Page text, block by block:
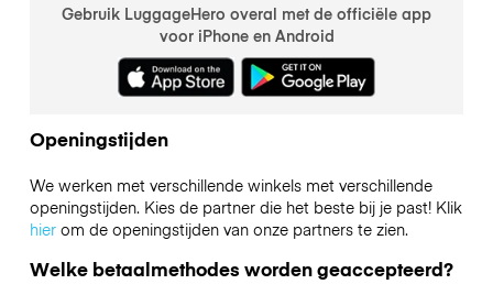
Gebruik LuggageHero overal met de officiële app
voor iPhone en Android
Openingstijden
We werken met verschillende winkels met verschillende
openingstijden. Kies de partner die het beste bij je past! Klik
hierom de openingstijden van onze partners te zien.
Welke betaalmethodes worden geaccepteerd?